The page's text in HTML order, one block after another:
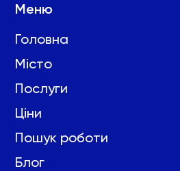
Меню
Головна
Місто
Послуги
Ціни
Пошук роботи
Блог